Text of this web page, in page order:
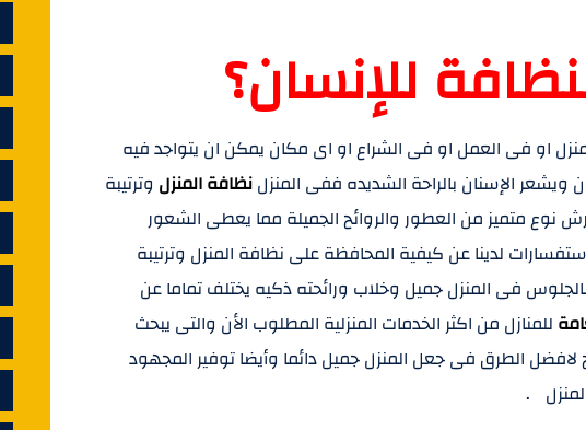
للإنسان؟
او فى العمل او فى الشراع او اى مكان يمكن ان يتواجد فيه
ويشعر الإسنان بالراحة الشديده ففى المنزلنظافة المنزل وترتيبة
نوع متميز من العطور والروائح الجميلة مما يعطى الشعور
لدينا عن كيفية المحافظة على نظافة المنزل وترتيبة
فى المنزل جميل وخلاب ورائحته ذكيه يختلف تماما عن
للمنازل من اكثر الخدمات المنزلية المطلوب الأن والتى يبحث
لافضل الطرق فى جعل المنزل جميل دائما وأيضا توفير المجهود
.